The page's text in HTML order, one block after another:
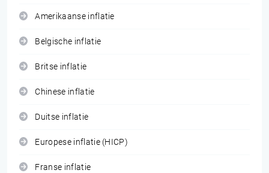
Amerikaanse inflatie
Belgische inflatie
Britse inflatie
Chinese inflatie
Duitse inflatie
Europese inflatie (HICP)
Franse inflatie